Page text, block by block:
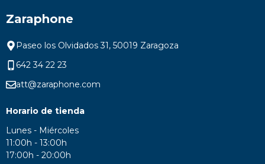
Zaraphone
Paseo los Olvidados 31, 50019 Zaragoza
642 34 22 23
att@zaraphone.com
Horario de tienda
Lunes - Miércoles
11:00h - 13:00h
17:00h - 20:00h